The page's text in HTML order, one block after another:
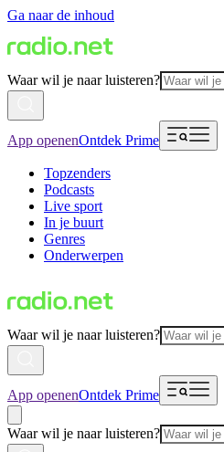
Ga naar de inhoud
Waar wil je naar luisteren?
App openenOntdek Prime
Topzenders
Podcasts
Live sport
In je buurt
Genres
Onderwerpen
Waar wil je naar luisteren?
App openenOntdek Prime
Waar wil je naar luisteren?